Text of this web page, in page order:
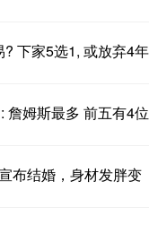
下家5选1, 或放弃4年
詹姆斯最多 前五有4位
布结婚，身材发胖变